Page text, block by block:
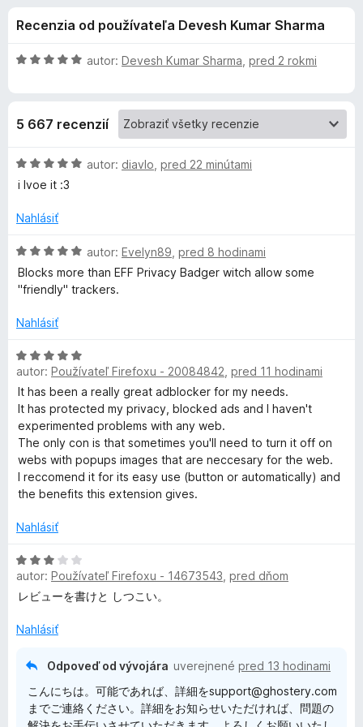
a
r
e
o
e
o
p
l
n
k
u
G
h
o
s
t
e
r
y
–
P
4
4
Recenzia od používateľa Devesh Kumar Sharma
H
o
e
n
e
5
5
autor: Devesh Kumar Sharma pred 2 rokmi
5 667 recenzií
H
o
n
t
e
n
e
5
z
5
autor: diavlo pred 22 minútami
i lvoe it :3
Nahlásiť
H
o
d
o
e
n
e
5
z
5
autor: Evelyn89 pred 8 hodinami
Blocks more than EFF Privacy Badger witch allow some
"friendly" trackers.
Nahlásiť
H
o
d
n
o
t
e
n
:
z
5
autor: Používateľ Firefoxu - 20084842 pred 11 hodinami
It has been a really great adblocker for my needs.
It has protected my privacy, blocked ads and I haven't
experimented problems with any web.
The only con is that sometimes you'll need to turn it off on
webs with popups images that are neccesary for the web.
I reccomend it for its easy use (button or automatically) and
the benefits this extension gives.
Nahlásiť
H
o
d
o
autor: Používateľ Firefoxu - 14673543 pred dňom
レビューを書けと しつこい。
Nahlásiť
Odpoveď od vývojára uverejnené pred 13 hodinami
こんにちは。可能であれば、詳細をsupport@ghostery.com
までご連絡ください。詳細をお知らせいただければ、問題の